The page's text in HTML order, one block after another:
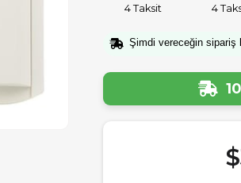
4 Taksit 4
Şimdi vereceğin sipariş